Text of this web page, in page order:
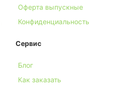
Оферта выпускные
Конфиденциальность
Сервис
Блог
Как заказать